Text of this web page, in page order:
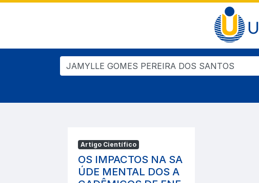
Artigo Científico
OS IMPACTOS NA SA
ÚDE MENTAL DOS A